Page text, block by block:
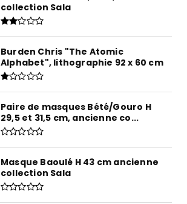
collection Sala
Burden Chris "The Atomic
Alphabet", lithographie 92 x 60 cm
Paire de masques Bété/Gouro H
29,5 et 31,5 cm, ancienne co...
Masque Baoulé H 43 cm ancienne
collection Sala